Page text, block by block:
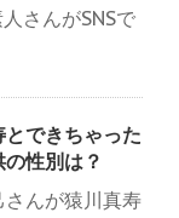
さんがSNSで
できちゃった
性別は？
んが猿川真寿